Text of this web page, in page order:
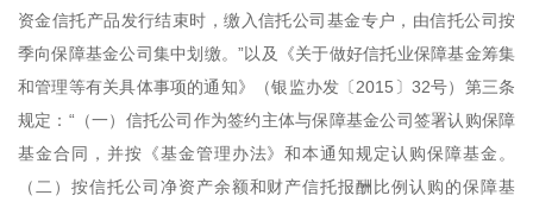
资金信托产品发行结束时，缴入信托公司基金专户，由信托公司按
季向保障基金公司集中划缴。”以及《关于做好信托业保障基金筹集
和管理等有关具体事项的通知》（银监办发〔2015〕32号）第三条
规定：“（一）信托公司作为签约主体与保障基金公司签署认购保障
基金合同，并按《基金管理办法》和本通知规定认购保障基金。
（二）按信托公司净资产余额和财产信托报酬比例认购的保障基